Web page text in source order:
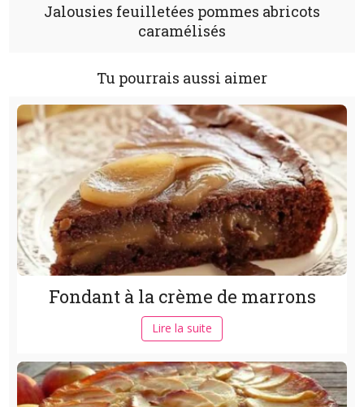
Jalousies feuilletées pommes abricots
caramélisés
Tu pourrais aussi aimer
Fondant à la crème de marrons
Lire la suite